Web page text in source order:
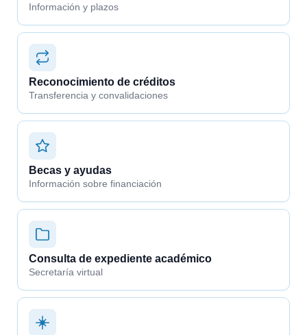
Información y plazos
Reconocimiento de créditos
Transferencia y convalidaciones
Becas y ayudas
Información sobre financiación
Consulta de expediente académico
Secretaría virtual